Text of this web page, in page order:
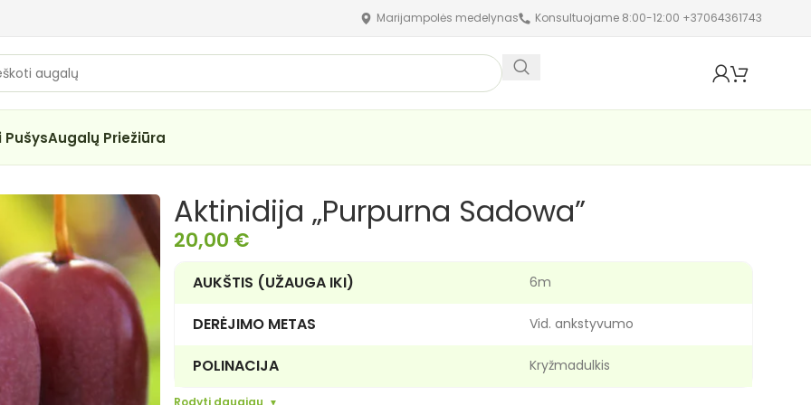
Marijampolės medelynas Konsultuojame 8:00-12:00 +37064361743
PušysAugalų Priežiūra
Aktinidija „Purpurna Sadowa”
20,00 €
AUKŠTIS (UŽAUGA IKI) 6m
DERĖJIMO METAS Vid. ankstyvumo
POLINACIJA Kryžmadulkis
Rodyti daugiau